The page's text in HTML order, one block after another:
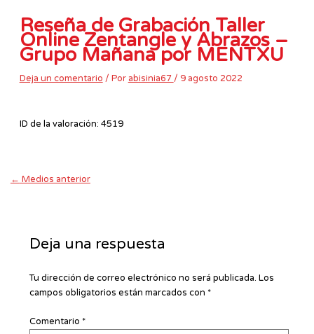
Reseña de Grabación Taller
Online Zentangle y Abrazos –
Grupo Mañana por MENTXU
Deja un comentario / Por abisinia67 / 9 agosto 2022
ID de la valoración: 4519
← Medios anterior
Deja una respuesta
Tu dirección de correo electrónico no será publicada. Los
campos obligatorios están marcados con *
Comentario *